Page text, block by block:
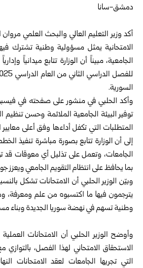
‏‏دمشق-سانا
‏أكد وزير التعليم العالي والبحث العلمي مروان
الامتحانية يمثل مسؤولية وطنية تشترك
الجامعية، مبيناً أن الوزارة تتابع ميدانياً
السورية.
وأكد الحلبي في منشور على صفحته في
توفير البيئة الجامعية الملائمة وحسن تنظيم
المتطلبات التي تكفل أداءها وفق أعلى معايير
إلى أن الوزارة تتابع بصورة مباشرة تنفيذ
الجامعات، وتعمل على تذليل أي معوقات قد
بما يحافظ على انتظام التقويم الجامعي ويعزز
وبيّن الوزير الحلبي أن الامتحانات تشكل
يترجمون فيها ما اكتسبوه من علم ومعرفة،
وطنية تسهم في نهضة سوريا الجديدة وبناء
وأوضح الوزير الحلبي أن الامتحانات
الاستحقاق الامتحاني لهذا الفصل، بالتوازي
التي تجريها الجامعات لعقد الامتحانات